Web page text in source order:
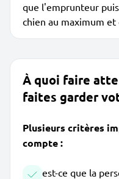
que l'emprunteur
chien au maximum
À quoi faire
faites garder
Plusieurs critères
compte :
est-ce que la